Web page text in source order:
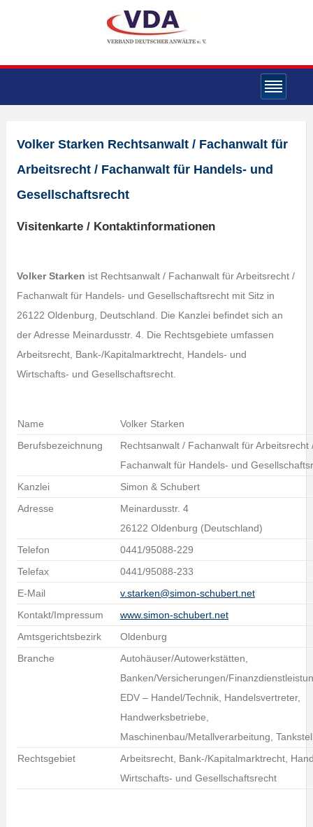
Volker Starken Rechtsanwalt / Fachanwalt für
Arbeitsrecht / Fachanwalt für Handels- und
Gesellschaftsrecht
Visitenkarte / Kontaktinformationen
Volker Starken ist Rechtsanwalt / Fachanwalt für Arbeitsrecht /
Fachanwalt für Handels- und Gesellschaftsrecht mit Sitz in
26122 Oldenburg, Deutschland. Die Kanzlei befindet sich an
der Adresse Meinardusstr. 4. Die Rechtsgebiete umfassen
Arbeitsrecht, Bank-/Kapitalmarktrecht, Handels- und
Wirtschafts- und Gesellschaftsrecht.
Name
Volker Starken
Berufsbezeichnung
Rechtsanwalt / Fachanwalt für Arbeitsrecht
Fachanwalt für Handels- und
Kanzlei
Simon & Schubert
Adresse
Meinardusstr. 4
26122 Oldenburg (Deutschland)
Telefon
0441/95088-229
Telefax
0441/95088-233
E-Mail
v.starken@simon-schubert.net
Kontakt/Impressum
www.simon-schubert.net
Amtsgerichtsbezirk
Oldenburg
Branche
Autohäuser/Autowerkstätten,
Banken/Versicherungen/
EDV – Handel/Technik, Handelsvertreter,
Handwerksbetriebe,
Maschinenbau/Metallverarbeitung,
Rechtsgebiet
Arbeitsrecht, Bank-/Kapitalmarktrecht,
Wirtschafts- und Gesellschaftsrecht